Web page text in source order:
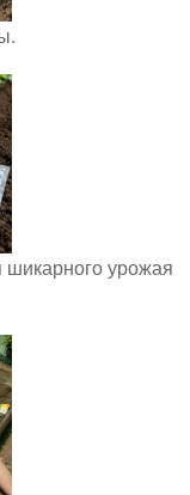
шикарного урожая